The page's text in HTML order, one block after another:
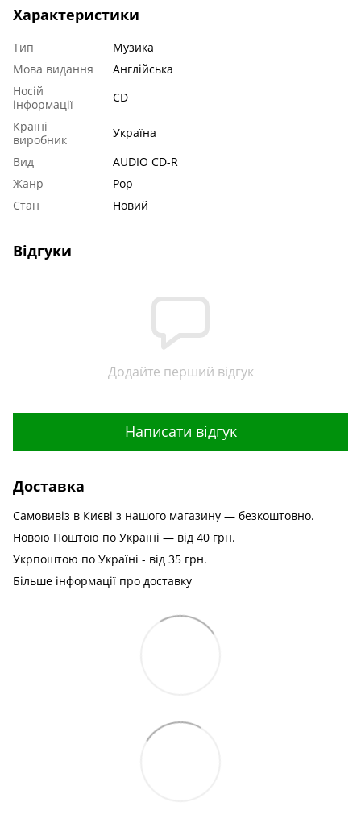
Характеристики
Тип
Музика
Мова видання
Англійська
Носій
інформації
CD
Країні
виробник
Україна
Вид
AUDIO CD-R
Жанр
Pop
Стан
Новий
Відгуки
Додайте перший відгук
Написати відгук
Доставка
Самовивіз в Києві з нашого магазину — безкоштовно.
Новою Поштою по Україні — від 40 грн.
Укрпоштою по Україні - від 35 грн.
Більше інформації про доставку